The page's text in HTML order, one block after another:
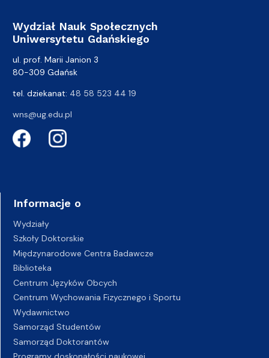
Wydział Nauk Społecznych
Uniwersytetu Gdańskiego
ul. prof. Marii Janion 3
80-309 Gdańsk
tel. dziekanat: 48 58 523 44 19
wns@ug.edu.pl
Informacje o
Wydziały
Szkoły Doktorskie
Międzynarodowe Centra Badawcze
Biblioteka
Centrum Języków Obcych
Centrum Wychowania Fizycznego i Sportu
Wydawnictwo
Samorząd Studentów
Samorząd Doktorantów